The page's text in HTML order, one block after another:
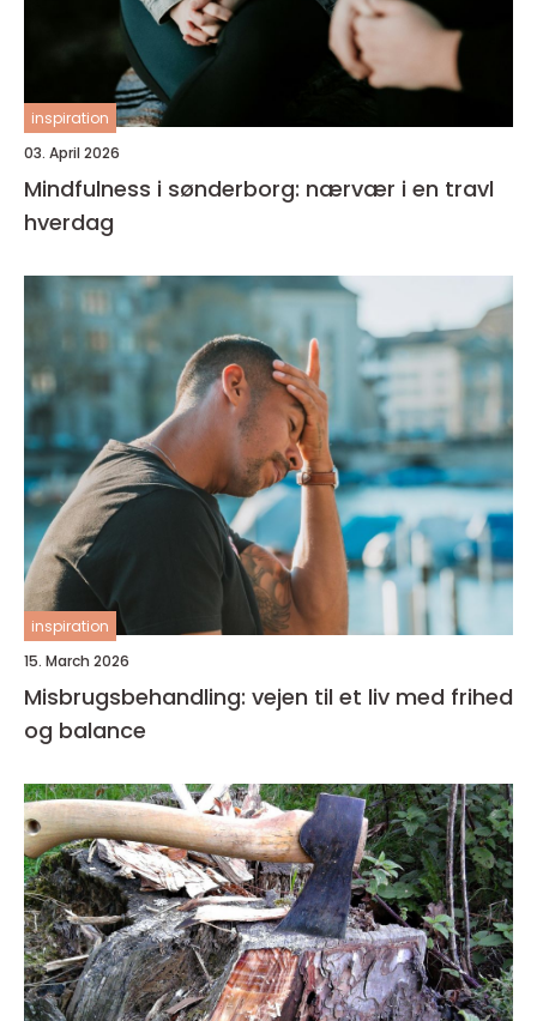
inspiration
03. April 2026
Mindfulness i sønderborg: nærvær i en travl
hverdag
inspiration
15. March 2026
Misbrugsbehandling: vejen til et liv med frihed
og balance